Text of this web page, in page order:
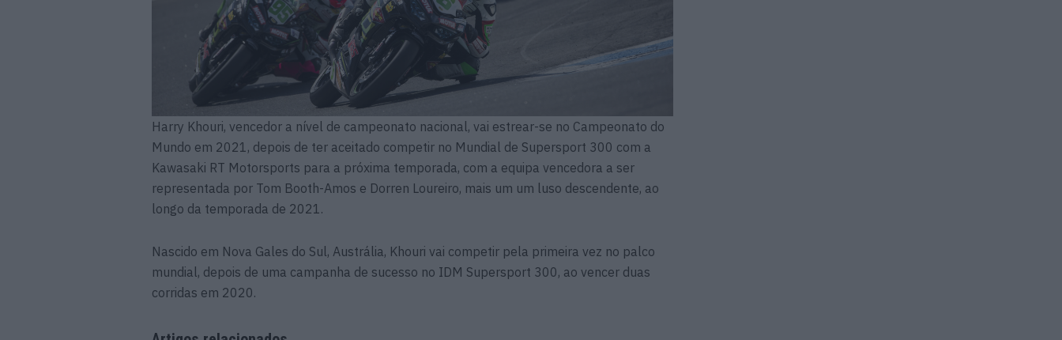
Harry Khouri, vencedor a nível de campeonato nacional, vai estrear-se no Campeonato do
Mundo em 2021, depois de ter aceitado competir no Mundial de Supersport 300 com a
Kawasaki RT Motorsports para a próxima temporada, com a equipa vencedora a ser
representada por Tom Booth-Amos e Dorren Loureiro, mais um um luso descendente, ao
longo da temporada de 2021.
Nascido em Nova Gales do Sul, Austrália, Khouri vai competir pela primeira vez no palco
mundial, depois de uma campanha de sucesso no IDM Supersport 300, ao vencer duas
corridas em 2020.